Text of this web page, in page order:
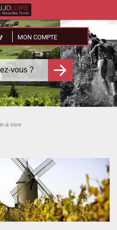
MON COMPTE
à-Vent